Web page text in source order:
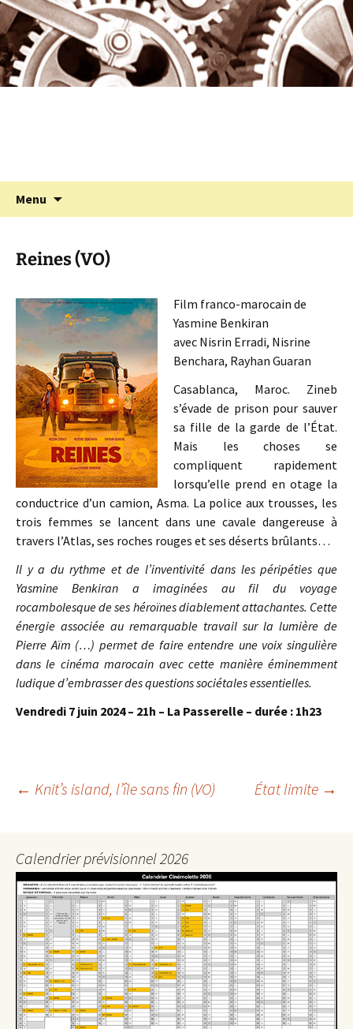
Aller
au
contenu
Cinémolette
Programmation cinéma à St Julien Molin
Molette
Menu
Reines (VO)
Film franco-marocain de
Yasmine Benkiran
avec Nisrin Erradi, Nisrine
Benchara, Rayhan Guaran
Casablanca, Maroc. Zineb
s’évade de prison pour sauver
sa fille de la garde de l’État.
Mais les choses se
compliquent rapidement
lorsqu’elle prend en otage la
conductrice d’un camion, Asma. La police aux trousses, les
trois femmes se lancent dans une cavale dangereuse à
travers l’Atlas, ses roches rouges et ses déserts brûlants…
Il y a du rythme et de l’inventivité dans les péripéties que
Yasmine Benkiran a imaginées au fil du voyage
rocambolesque de ses héroïnes diablement attachantes. Cette
énergie associée au remarquable travail sur la lumière de
Pierre Aïm (…) permet de faire entendre une voix singulière
dans le cinéma marocain avec cette manière éminemment
ludique d’embrasser des questions sociétales essentielles.
Vendredi 7 juin 2024 – 21h – La Passerelle – durée : 1h23
Navigation
articles
← Knit’s island, l’île sans fin (VO) État limite →
Calendrier prévisionnel 2026